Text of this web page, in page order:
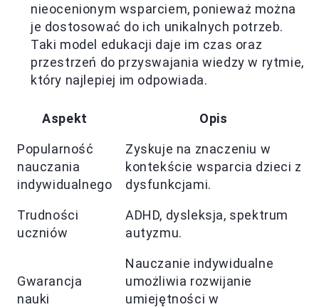
nieocenionym wsparciem, ponieważ można
je dostosować do ich unikalnych potrzeb.
Taki model edukacji daje im czas oraz
przestrzeń do przyswajania wiedzy w rytmie,
który najlepiej im odpowiada.
Aspekt Opis
Popularność
nauczania
indywidualnego
Zyskuje na znaczeniu w
kontekście wsparcia dzieci z
dysfunkcjami.
Trudności
uczniów
ADHD, dysleksja, spektrum
autyzmu.
Gwarancja
nauki
Nauczanie indywidualne
umożliwia rozwijanie
umiejętności w